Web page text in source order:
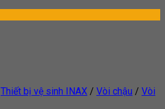
Thiết bị vệ sinh INAX / Vòi chậu / Vòi